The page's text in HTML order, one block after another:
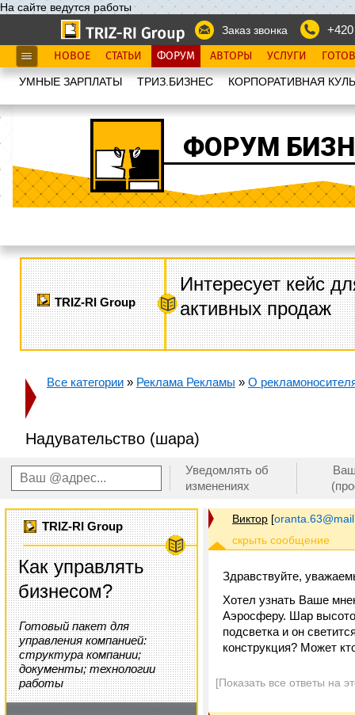
На сайте ведутся работы
Заказ звонка
НОВОЕ СТАТЬИ ФОРУМ АВТОРЫ УСЛУГИ
УМНЫЕ ЗАРПЛАТЫ ТРИЗ.БИЗНЕС КОРПОРАТИВНАЯ
ФОРУМ
TRIZ-RI Group
Интересует кейс
активных продаж
Все категории » Реклама Рекламы » О
Надувательство (шара)
Уведомлять об
изменениях
TRIZ-RI Group
Как управлять
бизнесом?
Готовый пакет для
управления компанией:
структура компании;
документы; технологии
работы
Виктор [
Здравствуйте,
Хотел узнать Ваше
Аэросферу. Шар
подсветка и он
конструкция? Может
[Показать все ответы на